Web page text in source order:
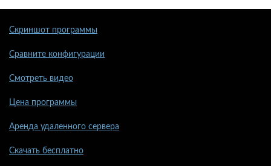
Скриншот программы
Сравните конфигурации
Смотреть видео
Цена программы
Аренда удаленного сервера
Скачать бесплатно